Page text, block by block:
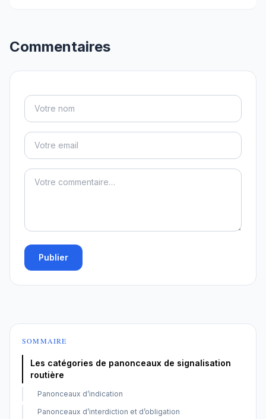
Commentaires
Publier
SOMMAIRE
Les catégories de panonceaux de signalisation
routière
Panonceaux d’indication
Panonceaux d’interdiction et d’obligation